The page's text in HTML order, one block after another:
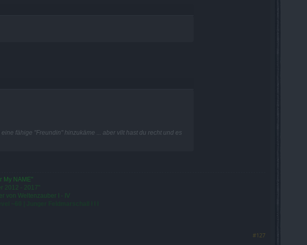
fähige "Freundin" hinzukäme ... aber vllt hast du recht und es
My NAME"
2012 - 2017"
von Weltenzauber I - IV
#127